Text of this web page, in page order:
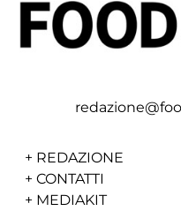
+ REDAZIONE
+ CONTATTI
+ MEDIAKIT